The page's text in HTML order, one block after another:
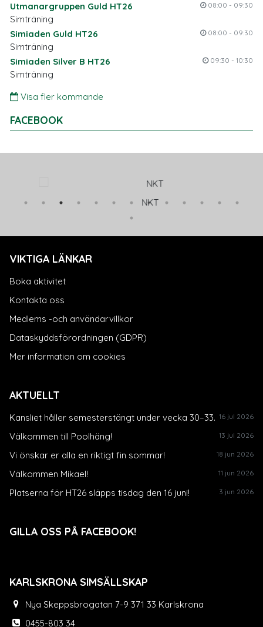
Utmanargruppen Guld HT26
08:00 - 09:30
Simträning
Simiaden Guld HT26
08:00 - 09:30
Simträning
Simiaden Silver B HT26
09:30 - 10:30
Simträning
Visa fler kommande
FACEBOOK
NKT
VIKTIGA LÄNKAR
Boka aktivitet
Kontakta oss
Medlems -och användarvillkor
Dataskyddsförordningen (GDPR)
Mer information om cookies
AKTUELLT
Kansliet håller semesterstängt under vecka 30–33. 16 jul 2026
Välkommen till Poolhäng! 13 jul 2026
Vi önskar er alla en riktigt fin sommar! 18 jun 2026
Välkommen Mikael! 11 jun 2026
Platserna för HT26 släpps tisdag den 16 juni! 3 jun 2026
GILLA OSS PÅ FACEBOOK!
KARLSKRONA SIMSÄLLSKAP
Nya Skeppsbrogatan 7-9 371 33 Karlskrona
0455-803 34